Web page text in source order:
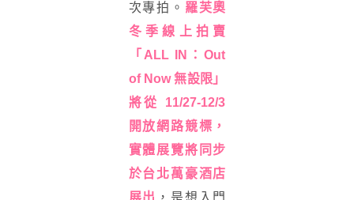
次專拍。 羅芙奧
冬季線上拍賣
「ALL IN：Out
of Now 無設限」
將從 11/27-12/3
開放網路競標，
實體展覽將同步
於台北萬豪酒店